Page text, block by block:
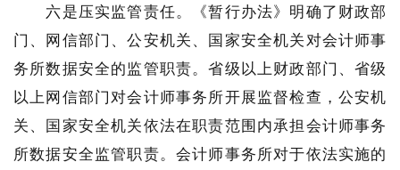
六是压实监管责任。《暂行办法》明确了财政部
门、网信部门、公安机关、国家安全机关对会计师事
务所数据安全的监管职责。省级以上财政部门、省级
以上网信部门对会计师事务所开展监督检查，公安机
关、国家安全机关依法在职责范围内承担会计师事务
所数据安全监管职责。会计师事务所对于依法实施的